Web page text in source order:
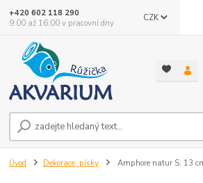
CZK
+420 602 118 290
9:00 až 16:00 v pracovní dny
Úvod Dekorace, písky Amphore natur S, 13